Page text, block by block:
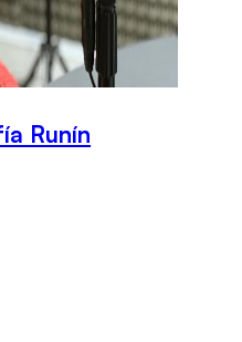
Runín